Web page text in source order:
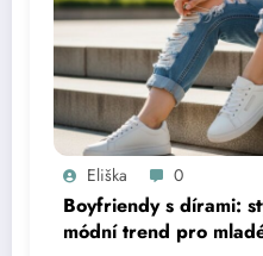
Eliška 0
Boyfriendy s dírami:
módní trend pro